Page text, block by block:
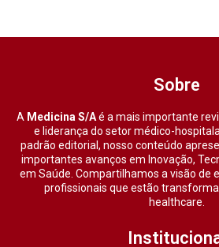
Sobre
A Medicina S/Aé a mais importante
e liderança do setor médico-
padrão editorial, nosso conteúdo
importantes avanços em Inovação,
em Saúde. Compartilhamos a visão de
profissionais que estão
healthcare.